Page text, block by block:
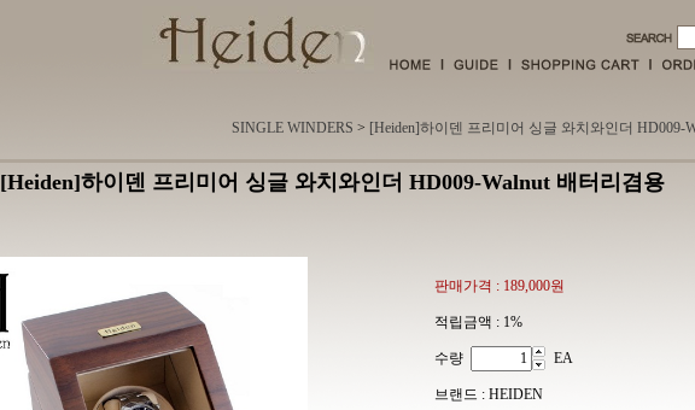
SINGLE WINDERS > [Heiden]하이덴 프리미어 싱글 와치와인더 HD009-
[Heiden]하이덴 프리미어 싱글 와치와인더 HD009-Walnut 배터리겸용
판매가격 : 189,000원
적립금액 : 1%
수량 EA
브랜드 : HEIDEN